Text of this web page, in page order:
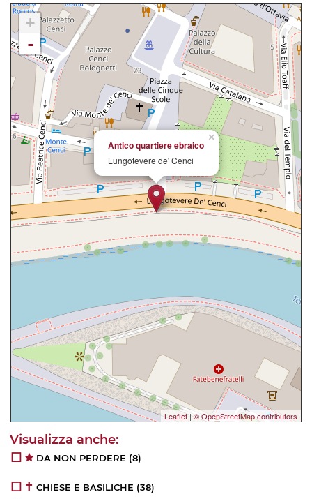
×
Antico quartiere ebraico
Lungotevere de' Cenci
+
-
Leaflet|© OpenStreetMap contributors
DA NON PERDERE (8)
CHIESE E BASILICHE (38)